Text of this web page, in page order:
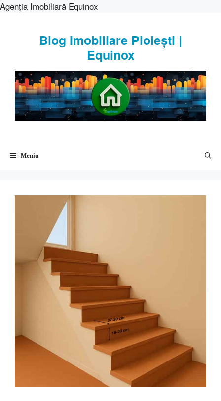
Agenția Imobiliară Equinox
Blog Imobiliare Ploiești |
Equinox
Meniu